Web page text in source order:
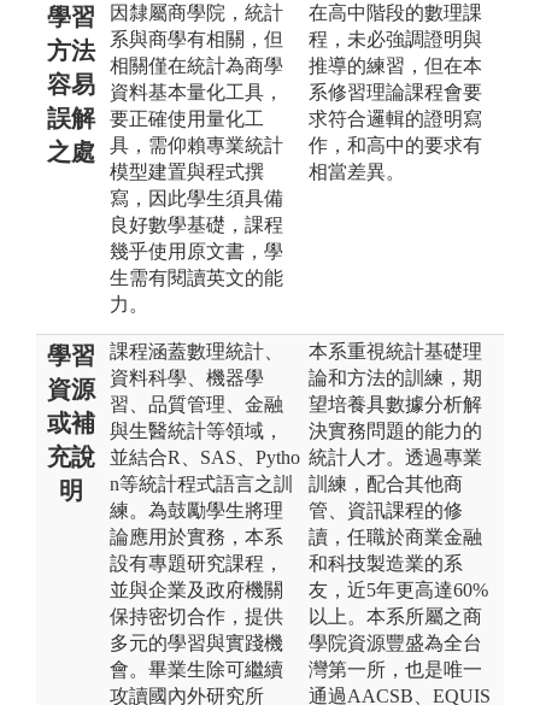
學習
方法
容易
誤解
之處
因隸屬商學院，統計
系與商學有相關，但
相關僅在統計為商學
資料基本量化工具，
要正確使用量化工
具，需仰賴專業統計
模型建置與程式撰
寫，因此學生須具備
良好數學基礎，課程
幾乎使用原文書，學
生需有閱讀英文的能
力。
在高中階段的數理課
程，未必強調證明與
推導的練習，但在本
系修習理論課程會要
求符合邏輯的證明寫
作，和高中的要求有
相當差異。
學習
資源
或補
充說
明
課程涵蓋數理統計、
資料科學、機器學
習、品質管理、金融
與生醫統計等領域，
並結合R、SAS、Pytho
n等統計程式語言之訓
練。為鼓勵學生將理
論應用於實務，本系
設有專題研究課程，
並與企業及政府機關
保持密切合作，提供
多元的學習與實踐機
會。畢業生除可繼續
攻讀國內外研究所
本系重視統計基礎理
論和方法的訓練，期
望培養具數據分析解
決實務問題的能力的
統計人才。透過專業
訓練，配合其他商
管、資訊課程的修
讀，任職於商業金融
和科技製造業的系
友，近5年更高達60%
以上。本系所屬之商
學院資源豐盛為全台
灣第一所，也是唯一
通過AACSB、EQUIS